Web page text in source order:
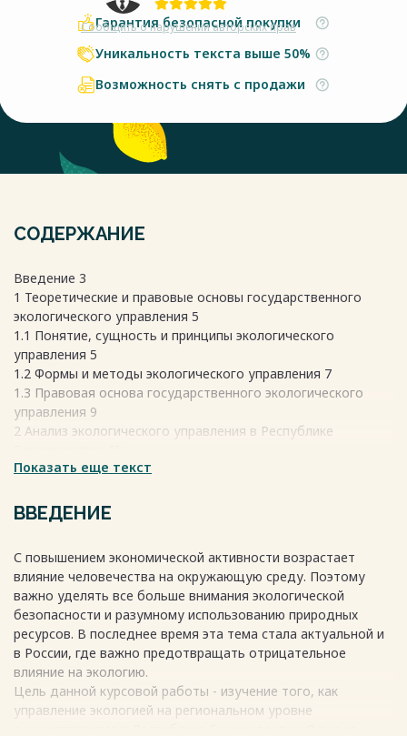
Сообщить о нарушении авторских прав
Гарантия безопасной покупки
Уникальность текста выше 50%
Возможность снять с продажи
СОДЕРЖАНИЕ
Введение 3
1 Теоретические и правовые основы государственного
экологического управления 5
1.1 Понятие, сущность и принципы экологического
управления 5
1.2 Формы и методы экологического управления 7
1.3 Правовая основа государственного экологического
управления 9
2 Анализ экологического управления в Республике
2.1 Социально-экономическая характеристика региона 15
2.3 Проблемы государственного экологического
управления в регионе 24
государственного экологического управления в регионе 26
Заключение 30
Список использованной литературы 31
Весь текст будет доступенпосле покупки
Показать еще текст
ВВЕДЕНИЕ
С повышением экономической активности возрастает
влияние человечества на окружающую среду. Поэтому
важно уделять все больше внимания экологической
безопасности и разумному использованию природных
ресурсов. В последнее время эта тема стала актуальной и
в России, где важно предотвращать отрицательное
влияние на экологию.
Цель данной курсовой работы - изучение того, как
управление экологией на региональном уровне